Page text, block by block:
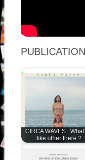
CIRCA WAVES :
like other there ?